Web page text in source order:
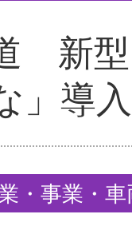
新
」導入
・事業・